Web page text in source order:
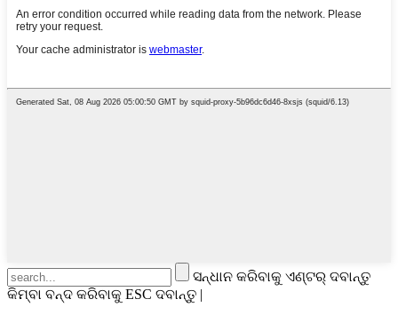
ସନ୍ଧାନ କରିବାକୁ ଏଣ୍ଟର୍ ଦବାନ୍ତୁ
କିମ୍ବା ବନ୍ଦ କରିବାକୁ ESC ଦବାନ୍ତୁ |